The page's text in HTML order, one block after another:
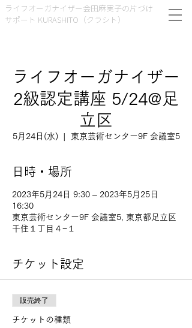
ライフオーガナイザー会田麻実子の片づけ
サポート KURASHITO（クラシト）
ライフオーガナイザー
2級認定講座 5/24@足
立区
5月24日(水)
  |
東京芸術センター9F 会議室5
日時・場所
2023年5月24日 9:30 – 2023年5月25日
16:30
東京芸術センター9F 会議室5, 東京都足立区
千住１丁目４−１
チケット設定
販売終了
チケットの種類